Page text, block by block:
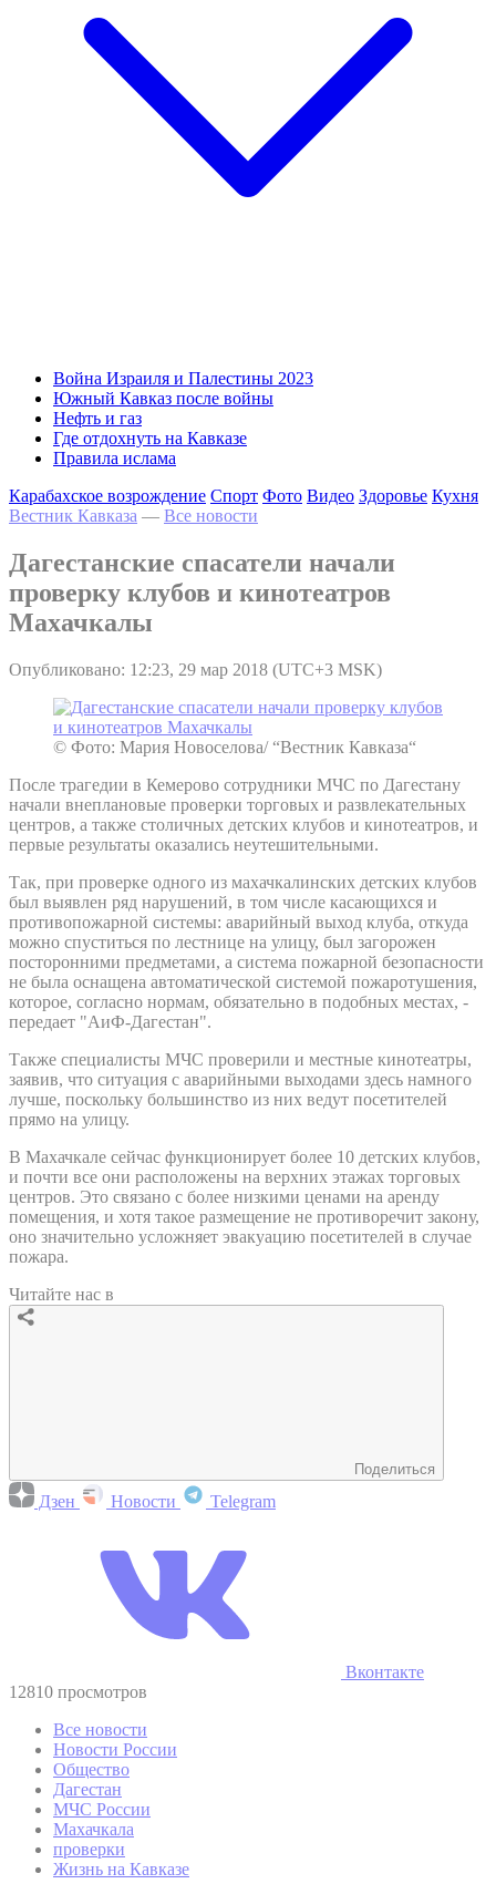
Война Израиля и Палестины 2023
Южный Кавказ после войны
Нефть и газ
Где отдохнуть на Кавказе
Правила ислама
Карабахское возрождение Спорт Фото Видео Здоровье Кухня
Вестник Кавказа — Все новости
Дагестанские спасатели начали
проверку клубов и кинотеатров
Махачкалы
Опубликовано: 12:23, 29 мар 2018 (UTC+3 MSK)
© Фото: Мария Новоселова/ “Вестник Кавказа“
После трагедии в Кемерово сотрудники МЧС по Дагестану
начали внеплановые проверки торговых и развлекательных
центров, а также столичных детских клубов и кинотеатров, и
первые результаты оказались неутешительными.
Так, при проверке одного из махачкалинских детских клубов
был выявлен ряд нарушений, в том числе касающихся и
противопожарной системы: аварийный выход клуба, откуда
можно спуститься по лестнице на улицу, был загорожен
посторонними предметами, а система пожарной безопасности
не была оснащена автоматической системой пожаротушения,
которое, согласно нормам, обязательно в подобных местах, -
передает "АиФ-Дагестан".
Также специалисты МЧС проверили и местные кинотеатры,
заявив, что ситуация с аварийными выходами здесь намного
лучше, поскольку большинство из них ведут посетителей
прямо на улицу.
В Махачкале сейчас функционирует более 10 детских клубов,
и почти все они расположены на верхних этажах торговых
центров. Это связано с более низкими ценами на аренду
помещения, и хотя такое размещение не противоречит закону,
оно значительно усложняет эвакуацию посетителей в случае
пожара.
Читайте нас в
Поделиться
Дзен Новости Telegram
Вконтакте
12810 просмотров
Все новости
Новости России
Общество
Дагестан
МЧС России
Махачкала
проверки
Жизнь на Кавказе